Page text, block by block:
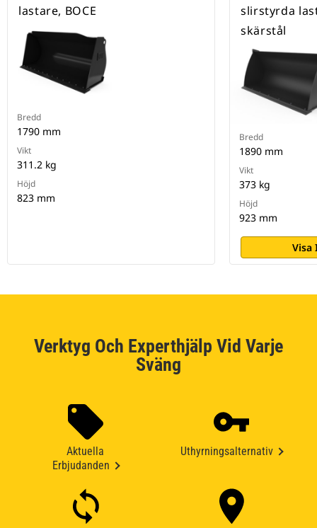
lastare, BOCE
Bredd
1790 mm
Vikt
311.2 kg
Höjd
823 mm
slirstyrda
skärstål
Bredd
1890 mm
Vikt
373 kg
Höjd
923 mm
Visa
Verktyg Och Experthjälp Vid Varje
Sväng
Aktuella
Erbjudanden
Uthyrningsalternativ